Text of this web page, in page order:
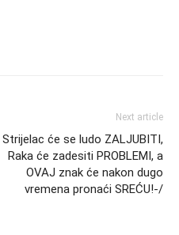
Next article
Strijelac će se ludo ZALJUBITI,
Raka će zadesiti PROBLEMI, a
OVAJ znak će nakon dugo
vremena pronaći SREĆU!-/